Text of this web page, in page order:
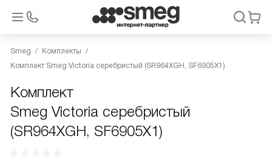
Smeg
Комплекты
Комплект Smeg Victoria серебристый (SR964XGH, SF6905X1)
Комплект
Smeg Victoria серебристый
(SR964XGH, SF6905X1)